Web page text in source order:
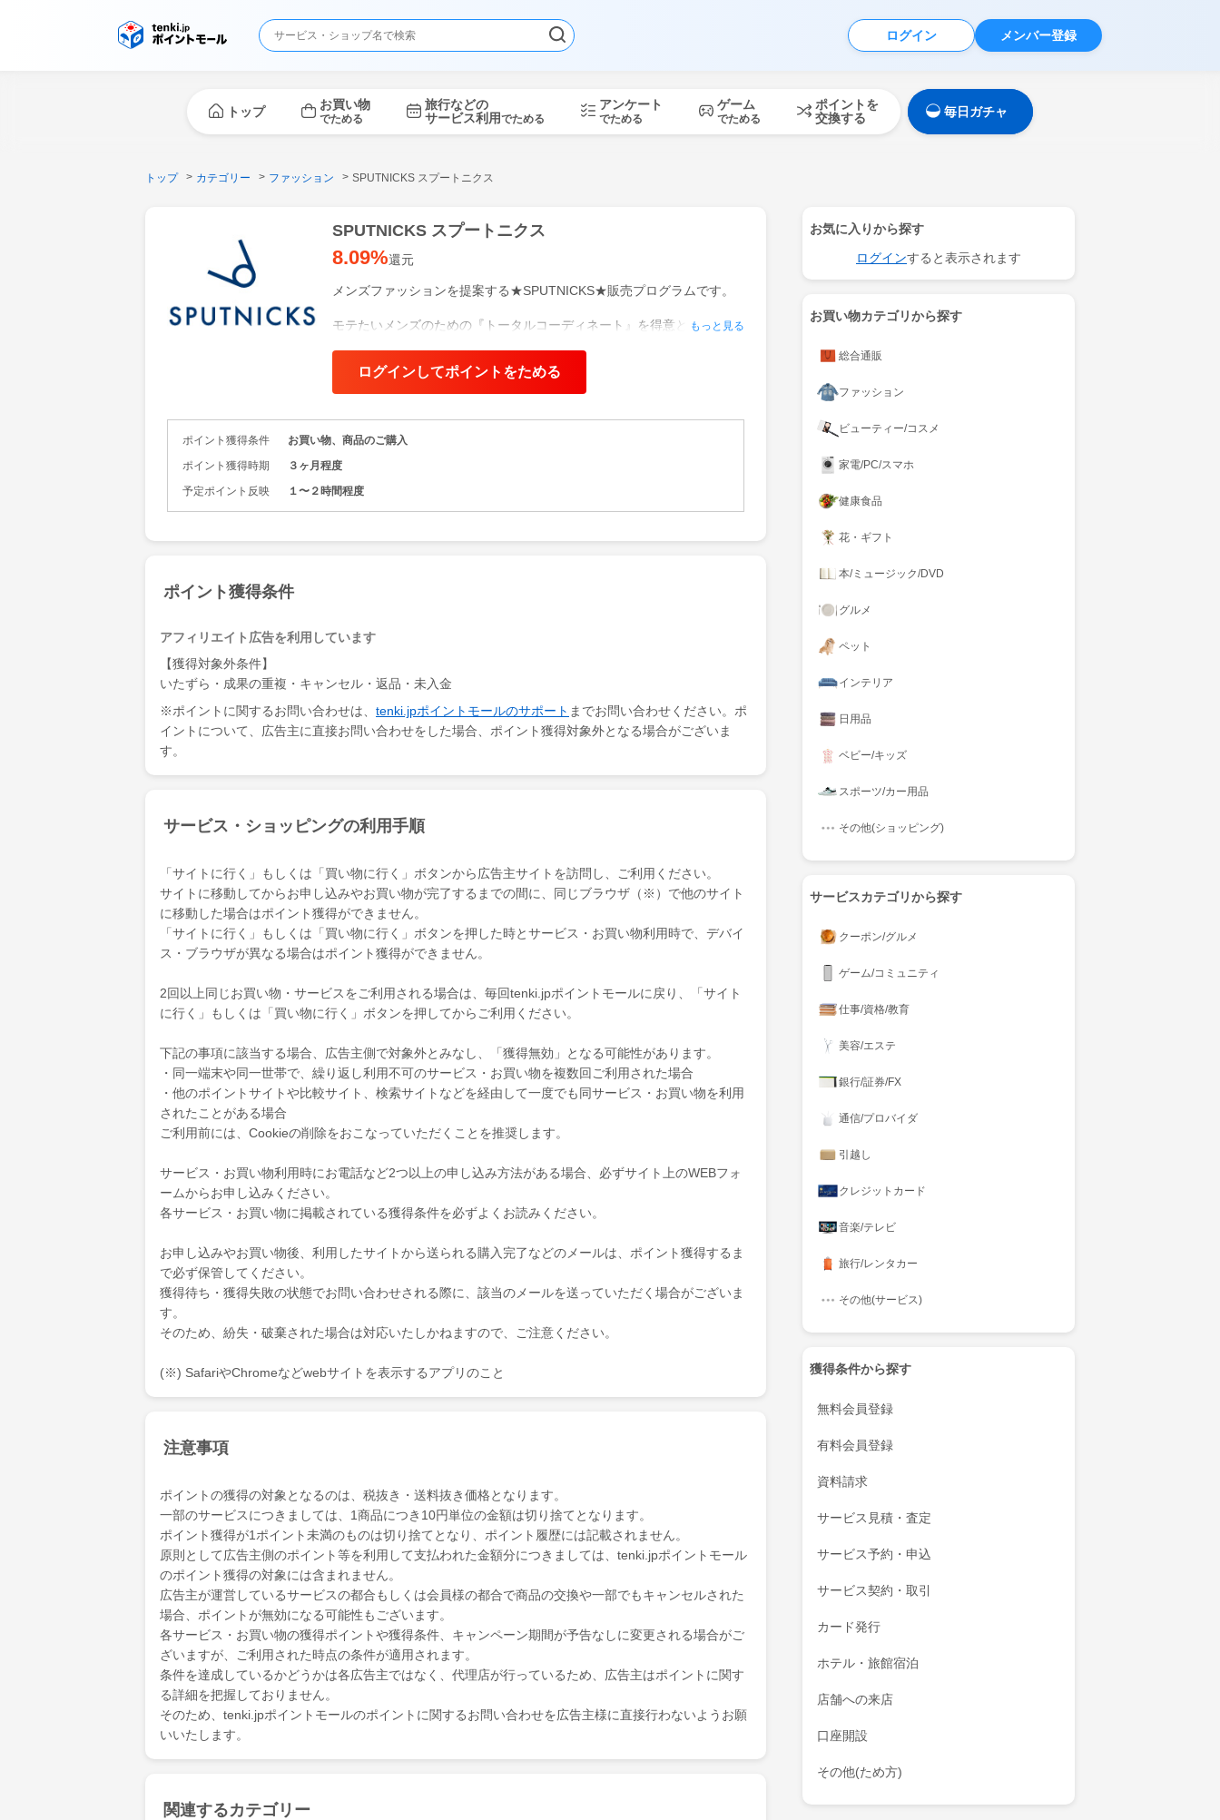
ログイン メンバー登録
トップ お買い物
でためる
旅行などの
サービス利用でためる
アンケート
でためる
ゲーム
でためる
ポイントを
交換する
毎日ガチャ
トップ カテゴリー ファッション SPUTNICKS スプートニクス
SPUTNICKS スプートニクス
8.09%還元
メンズファッションを提案する★SPUTNICKS★販売プログラムです。
モテたいメンズのための『トータルコーディネート』を得意とする
きれいめファッションからカジュアルスタイルなど幅広く品質にこだわ
った商品を
特徴はなんと言ってもコストパーフォーマンスが高い商品や、他店では
手に入らないオリジナルブランドなど幅広い品揃え。
もっと見る
ログインしてポイントをためる
ポイント獲得条件
お買い物、商品のご購入
ポイント獲得時期
３ヶ月程度
予定ポイント反映
１〜２時間程度
ポイント獲得条件
アフィリエイト広告を利用しています
【獲得対象外条件】
いたずら・成果の重複・キャンセル・返品・未入金
※ポイントに関するお問い合わせは、 tenki.jpポイントモールのサポート までお問い合わせください。ポ
イントについて、広告主に直接お問い合わせをした場合、ポイント獲得対象外となる場合がございま
す。
サービス・ショッピングの利用手順
「サイトに行く」もしくは「買い物に行く」ボタンから広告主サイトを訪問し、ご利用ください。
サイトに移動してからお申し込みやお買い物が完了するまでの間に、同じブラウザ（※）で他のサイト
に移動した場合はポイント獲得ができません。
「サイトに行く」もしくは「買い物に行く」ボタンを押した時とサービス・お買い物利用時で、デバイ
ス・ブラウザが異なる場合はポイント獲得ができません。
2回以上同じお買い物・サービスをご利用される場合は、毎回tenki.jpポイントモールに戻り、「サイト
に行く」もしくは「買い物に行く」ボタンを押してからご利用ください。
下記の事項に該当する場合、広告主側で対象外とみなし、「獲得無効」となる可能性があります。
・同一端末や同一世帯で、繰り返し利用不可のサービス・お買い物を複数回ご利用された場合
・他のポイントサイトや比較サイト、検索サイトなどを経由して一度でも同サービス・お買い物を利用
されたことがある場合
ご利用前には、Cookieの削除をおこなっていただくことを推奨します。
サービス・お買い物利用時にお電話など2つ以上の申し込み方法がある場合、必ずサイト上のWEBフォ
ームからお申し込みください。
各サービス・お買い物に掲載されている獲得条件を必ずよくお読みください。
お申し込みやお買い物後、利用したサイトから送られる購入完了などのメールは、ポイント獲得するま
で必ず保管してください。
獲得待ち・獲得失敗の状態でお問い合わせされる際に、該当のメールを送っていただく場合がございま
す。
そのため、紛失・破棄された場合は対応いたしかねますので、ご注意ください。
(※) SafariやChromeなどwebサイトを表示するアプリのこと
注意事項
ポイントの獲得の対象となるのは、税抜き・送料抜き価格となります。
一部のサービスにつきましては、1商品につき10円単位の金額は切り捨てとなります。
ポイント獲得が1ポイント未満のものは切り捨てとなり、ポイント履歴には記載されません。
原則として広告主側のポイント等を利用して支払われた金額分につきましては、tenki.jpポイントモール
のポイント獲得の対象には含まれません。
広告主が運営しているサービスの都合もしくは会員様の都合で商品の交換や一部でもキャンセルされた
場合、ポイントが無効になる可能性もございます。
各サービス・お買い物の獲得ポイントや獲得条件、キャンペーン期間が予告なしに変更される場合がご
ざいますが、ご利用された時点の条件が適用されます。
条件を達成しているかどうかは各広告主ではなく、代理店が行っているため、広告主はポイントに関す
る詳細を把握しておりません。
そのため、tenki.jpポイントモールのポイントに関するお問い合わせを広告主様に直接行わないようお願
いいたします。
関連するカテゴリー
お気に入りから探す
ログインすると表示されます
お買い物カテゴリから探す
総合通販
ファッション
ビューティー/コスメ
家電/PC/スマホ
健康食品
花・ギフト
本/ミュージック/DVD
グルメ
ペット
インテリア
日用品
ベビー/キッズ
スポーツ/カー用品
その他(ショッピング)
サービスカテゴリから探す
クーポン/グルメ
ゲーム/コミュニティ
仕事/資格/教育
美容/エステ
銀行/証券/FX
通信/プロバイダ
引越し
クレジットカード
音楽/テレビ
旅行/レンタカー
その他(サービス)
獲得条件から探す
無料会員登録
有料会員登録
資料請求
サービス見積・査定
サービス予約・申込
サービス契約・取引
カード発行
ホテル・旅館宿泊
店舗への来店
口座開設
その他(ため方)